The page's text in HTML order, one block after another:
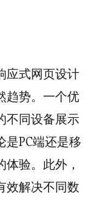
应式网页设计
趋势。一个优
不同设备展示
PC端还是移
验。此外，
效解决不同数